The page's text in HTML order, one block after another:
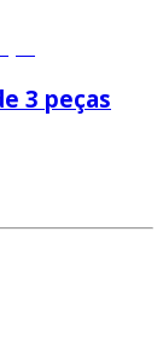
3 peças